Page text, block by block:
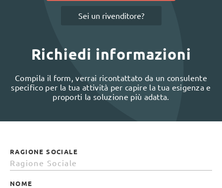
Sei un rivenditore?
Richiedi informazioni
Compila il form, verrai ricontattato da un consulente
specifico per la tua attività per capire la tua esigenza e
proporti la soluzione più adatta.
RAGIONE SOCIALE
NOME